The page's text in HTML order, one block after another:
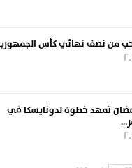
من نصف نهائي كأس الجمهورية
تمهد خطوة لدونايسكا في